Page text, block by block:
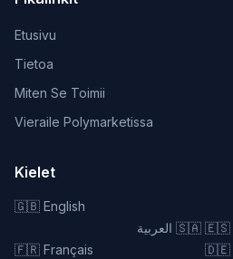
Etusivu
Tietoa
Miten Se Toimii
Vieraile Polymarketissa
Kielet
🇬🇧 English
🇸🇦 العربية 🇪🇸
🇫🇷 Français 🇩🇪